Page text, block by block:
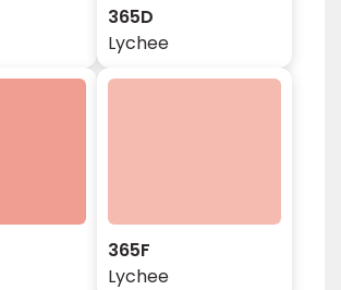
365D
Lychee
365F
Lychee